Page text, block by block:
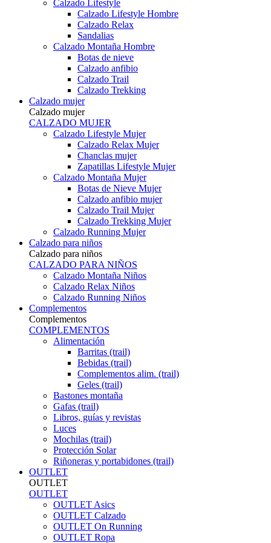
Calzado Lifestyle
Calzado Lifestyle Hombre
Calzado Relax
Sandalias
Calzado Montaña Hombre
Botas de nieve
Calzado anfibio
Calzado Trail
Calzado Trekking
Calzado mujer
Calzado mujer
CALZADO MUJER
Calzado Lifestyle Mujer
Calzado Relax Mujer
Chanclas mujer
Zapatillas Lifestyle Mujer
Calzado Montaña Mujer
Botas de Nieve Mujer
Calzado anfibio mujer
Calzado Trail Mujer
Calzado Trekking Mujer
Calzado Running Mujer
Calzado para niños
Calzado para niños
CALZADO PARA NIÑOS
Calzado Montaña Niños
Calzado Relax Niños
Calzado Running Niños
Complementos
Complementos
COMPLEMENTOS
Alimentación
Barritas (trail)
Bebidas (trail)
Complementos alim. (trail)
Geles (trail)
Bastones montaña
Gafas (trail)
Libros, guías y revistas
Luces
Mochilas (trail)
Protección Solar
Riñoneras y portabidones (trail)
OUTLET
OUTLET
OUTLET
OUTLET Asics
OUTLET Calzado
OUTLET On Running
OUTLET Ropa